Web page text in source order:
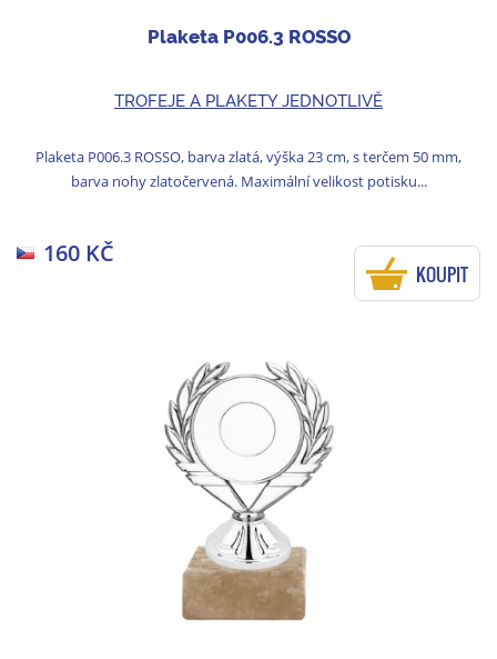
Plaketa P006.3 ROSSO
TROFEJE A PLAKETY JEDNOTLIVĚ
Plaketa P006.3 ROSSO, barva zlatá, výška 23 cm, s terčem 50 mm,
barva nohy zlatočervená. Maximální velikost potisku...
160 KČ
KOUPIT